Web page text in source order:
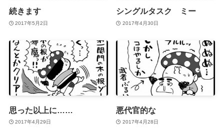
続きます
2017年5月2日
シングルタスク ミー
2017年4月30日
思った以上に……
2017年4月29日
悪代官的な
2017年4月28日